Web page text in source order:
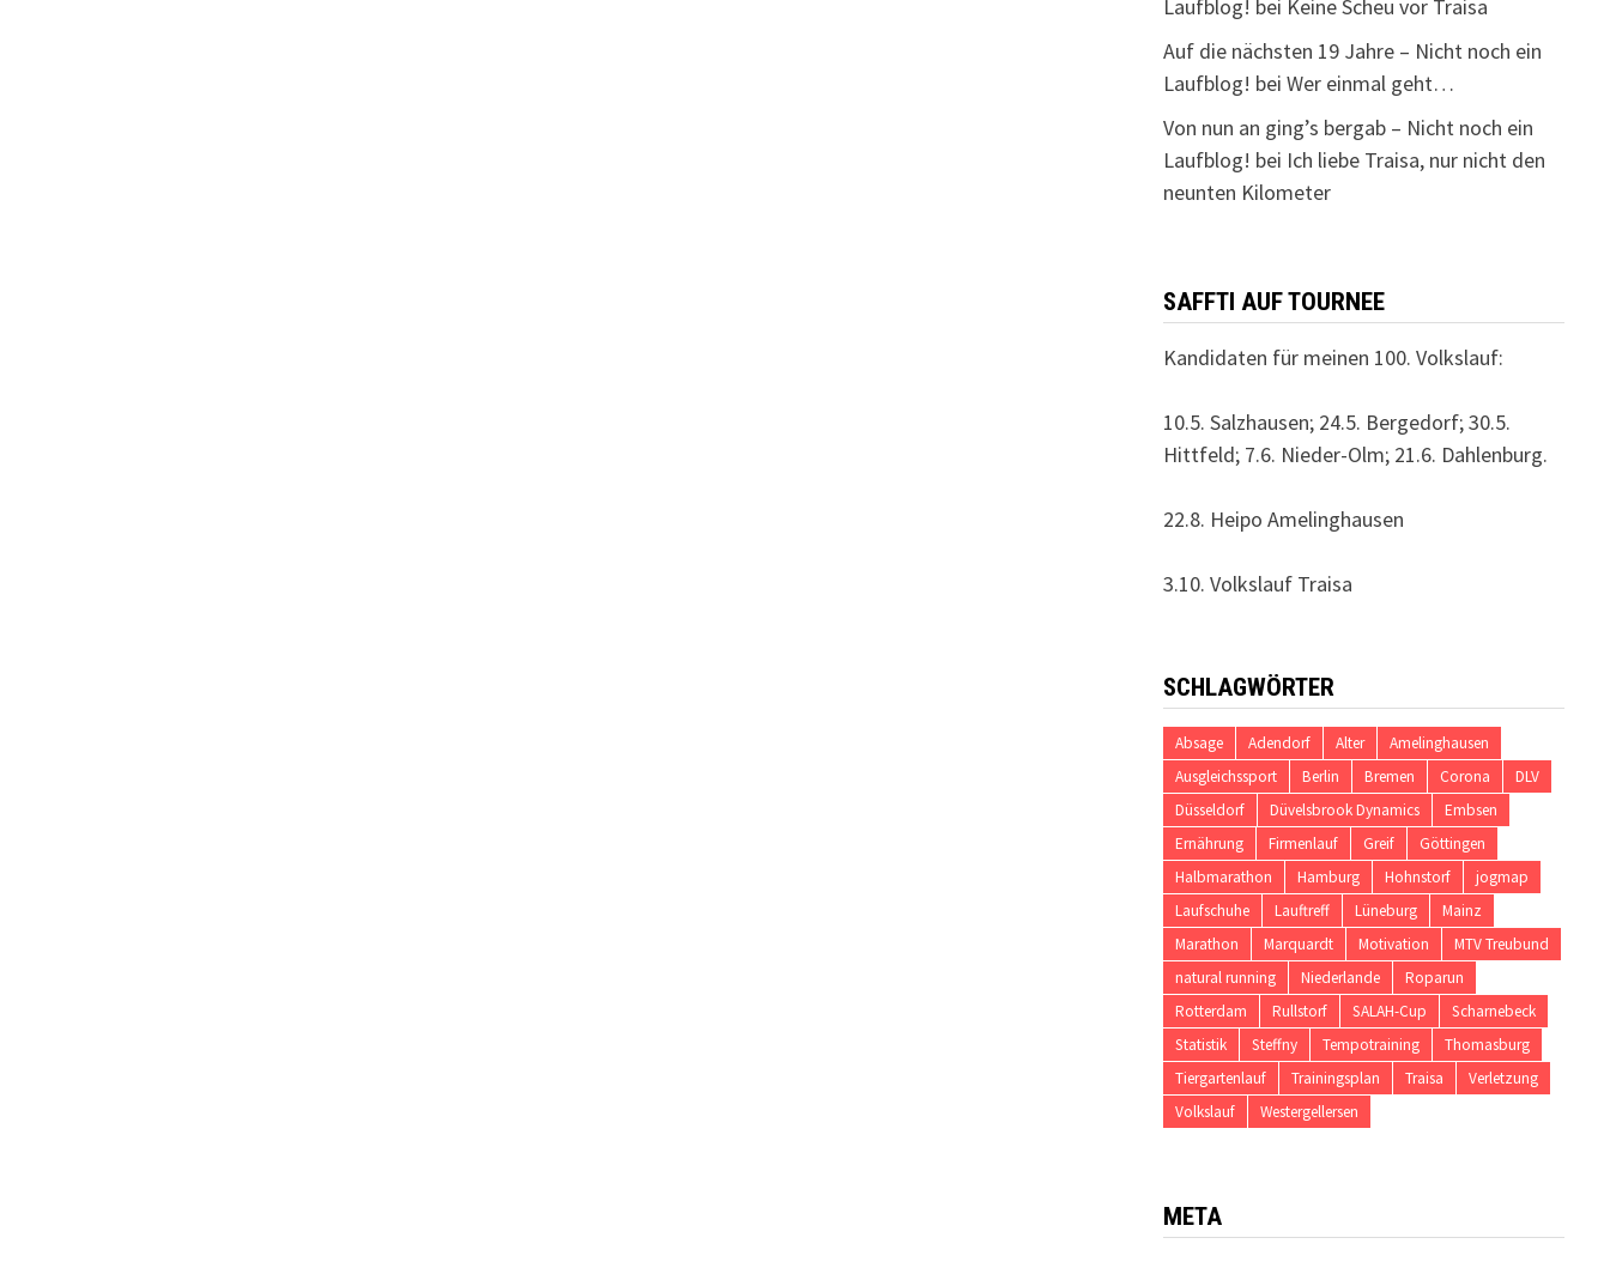
Laufblog! bei Keine Scheu vor Traisa
Auf die nächsten 19 Jahre – Nicht noch ein
Laufblog! bei Wer einmal geht…
Von nun an ging’s bergab – Nicht noch ein
Laufblog! bei Ich liebe Traisa, nur nicht den
neunten Kilometer
SAFFTI AUF TOURNEE
Kandidaten für meinen 100. Volkslauf:
10.5. Salzhausen; 24.5. Bergedorf; 30.5.
Hittfeld; 7.6. Nieder-Olm; 21.6. Dahlenburg.
22.8. Heipo Amelinghausen
3.10. Volkslauf Traisa
SCHLAGWÖRTER
Absage Adendorf Alter
Amelinghausen
Ausgleichssport
Berlin Bremen Corona
DLV
Düsseldorf
Düvelsbrook Dynamics
Embsen
Ernährung
Firmenlauf Greif
Göttingen
Halbmarathon
Hamburg Hohnstorf
jogmap
Laufschuhe
Lauftreff Lüneburg
Mainz
Marathon
Marquardt Motivation
MTV Treubund
natural running
Niederlande
Roparun
Rotterdam
Rullstorf SALAH-Cup
Scharnebeck
Statistik
Steffny Tempotraining
Thomasburg
Tiergartenlauf
Trainingsplan Traisa
Verletzung
Volkslauf
Westergellersen
META